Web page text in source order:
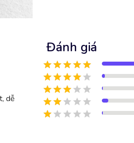
dễ
Đánh giá